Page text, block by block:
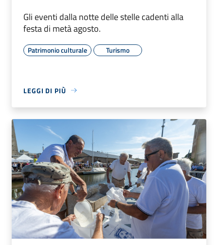
Gli eventi dalla notte delle stelle cadenti alla
festa di metà agosto.
Patrimonio culturale Turismo
LEGGI DI PIÙ